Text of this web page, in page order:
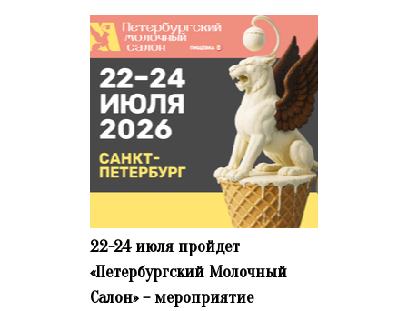
22-24 июля пройдет
«Петербургский Молочный
Салон» – мероприятие